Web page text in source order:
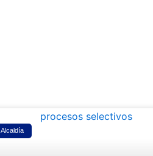
Alcaldía